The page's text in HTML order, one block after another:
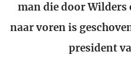
man die door
naar voren is
president